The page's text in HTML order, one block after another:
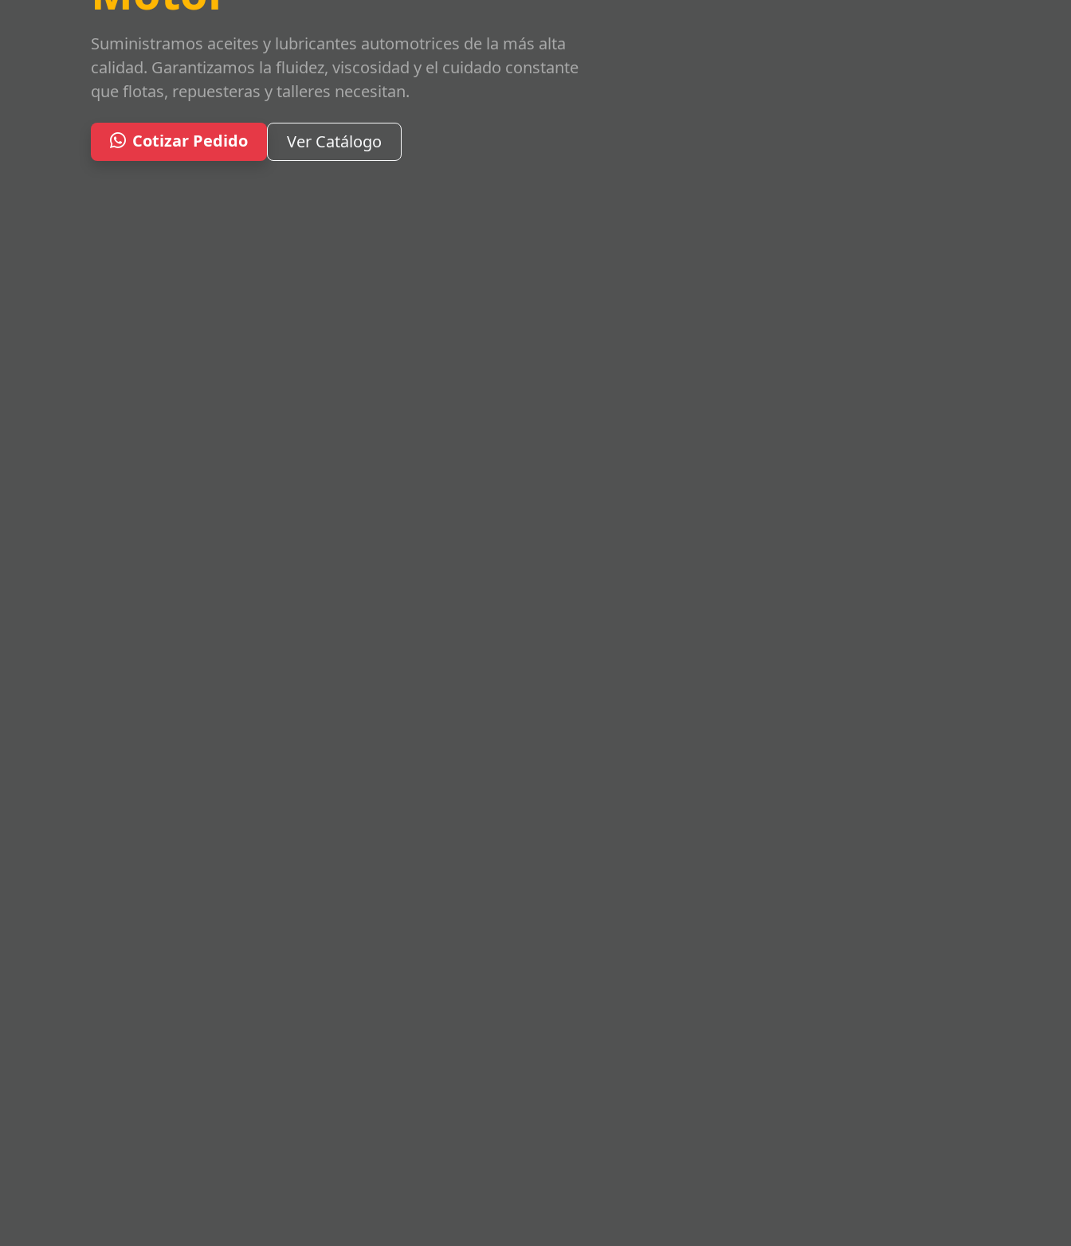
Suministramos aceites y lubricantes automotrices de la más alta
calidad. Garantizamos la fluidez, viscosidad y el cuidado constante
que flotas, repuesteras y talleres necesitan.
Cotizar Pedido Ver Catálogo